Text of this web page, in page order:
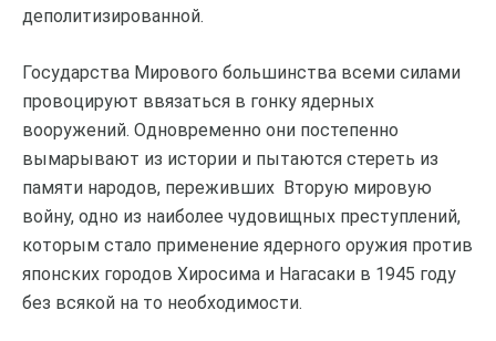
деполитизированной.
Государства Мирового большинства всеми силами
провоцируют ввязаться в гонку ядерных
вооружений. Одновременно они постепенно
вымарывают из истории и пытаются стереть из
памяти народов, переживших Вторую мировую
войну, одно из наиболее чудовищных преступлений,
которым стало применение ядерного оружия против
японских городов Хиросима и Нагасаки в 1945 году
без всякой на то необходимости.